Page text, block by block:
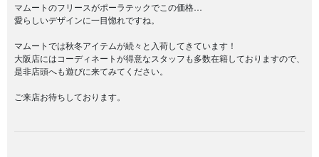
マムートのフリースがポーラテックでこの価格…
愛らしいデザインに一目惚れですね。
マムートでは秋冬アイテムが続々と入荷してきています！
大阪店にはコーディネートが得意なスタッフも多数在籍しておりますので、
是非店頭へも遊びに来てみてください。
ご来店お待ちしております。